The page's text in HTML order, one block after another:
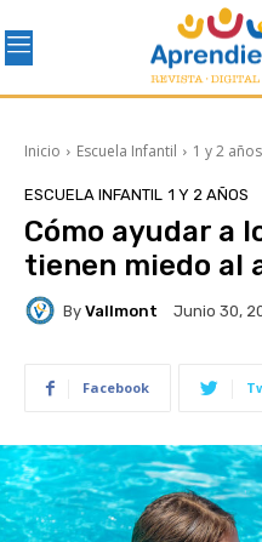
Inicio Escuela Infantil 1 y 2 años
ESCUELA INFANTIL 1 Y 2 AÑOS
Cómo ayudar a
tienen miedo al
By Vallmont Junio 30,
Facebook